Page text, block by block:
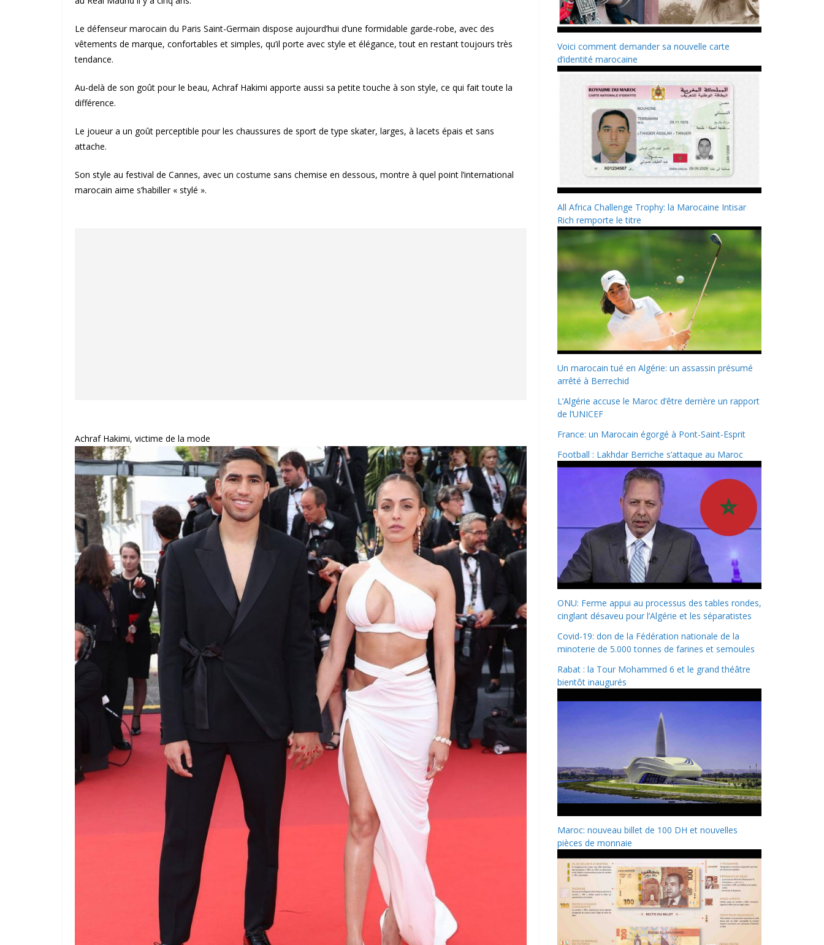
Le défenseur marocain du Paris Saint-Germain dispose aujourd’hui d’une formidable garde-robe, avec des
vêtements de marque, confortables et simples, qu’il porte avec style et élégance, tout en restant toujours très
tendance.
Au-delà de son goût pour le beau, Achraf Hakimi apporte aussi sa petite touche à son style, ce qui fait toute la
différence.
Le joueur a un goût perceptible pour les chaussures de sport de type skater, larges, à lacets épais et sans
attache.
Son style au festival de Cannes, avec un costume sans chemise en dessous, montre à quel point l’international
marocain aime s’habiller « stylé ».
Achraf Hakimi, victime de la mode
Voici comment demander sa nouvelle carte
d’identité marocaine
All Africa Challenge Trophy: la Marocaine Intisar
Rich remporte le titre
Un marocain tué en Algérie: un assassin présumé
arrêté à Berrechid
L’Algérie accuse le Maroc d’être derrière un rapport
de l’UNICEF
France: un Marocain égorgé à Pont-Saint-Esprit
Football : Lakhdar Berriche s’attaque au Maroc
ONU: Ferme appui au processus des tables rondes,
cinglant désaveu pour l’Algérie et les séparatistes
Covid-19: don de la Fédération nationale de la
minoterie de 5.000 tonnes de farines et semoules
Rabat : la Tour Mohammed 6 et le grand théâtre
bientôt inaugurés
Maroc: nouveau billet de 100 DH et nouvelles
pièces de monnaie